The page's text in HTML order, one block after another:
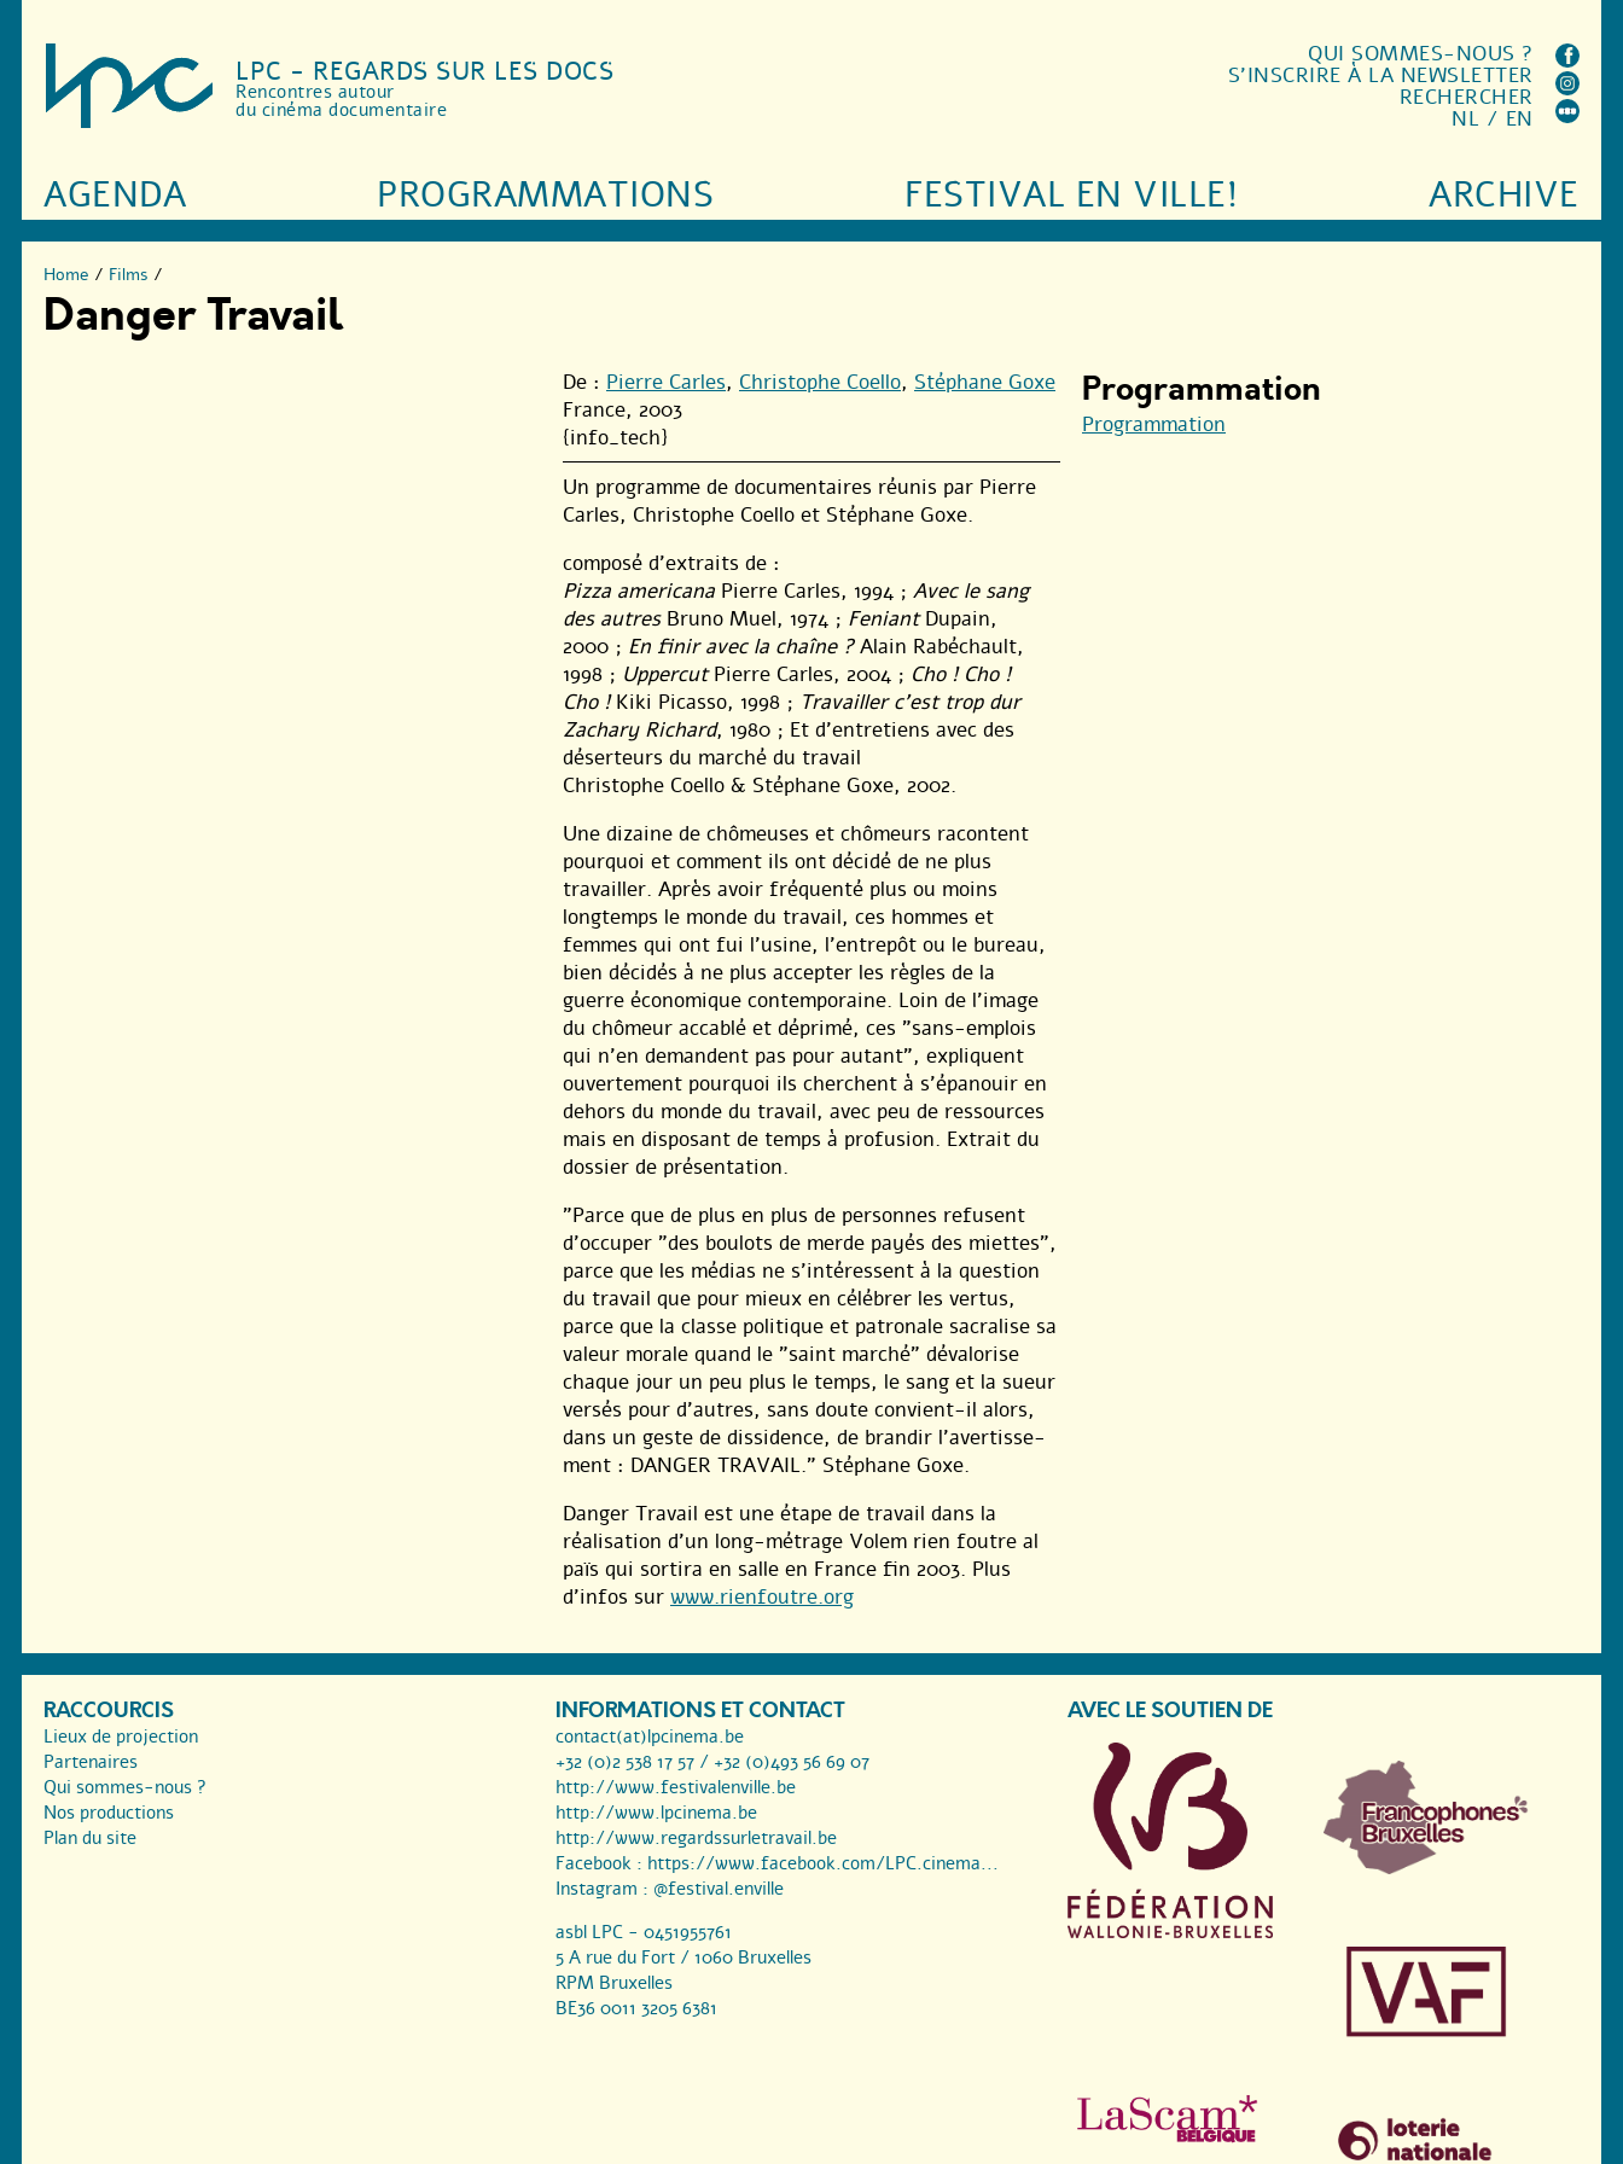
LPC - REGARDS SUR LES DOCS
Rencontres autour
du cinéma documentaire
AGENDA PROGRAMMATIONS FESTIVAL EN VILLE! ARCHIVE
QUI SOMMES-NOUS ?
S'INSCRIRE À LA NEWSLETTER
RECHERCHER
NL / EN
Home / Films /
Danger Travail
De : Pierre Carles, Christophe Coello, Stéphane Goxe
France, 2003
{info_tech}
Un programme de documentaires réunis par Pierre
Carles, Christophe Coello et Stéphane Goxe.
composé d’extraits de :
Pizza americana Pierre Carles, 1994 ; Avec le sang
des autresBruno Muel, 1974 ; FeniantDupain,
2000 ; En finir avec la chaîne ?Alain Rabéchault,
1998 ; UppercutPierre Carles, 2004 ; Cho ! Cho !
Cho !Kiki Picasso, 1998 ; Travailler c’est trop dur
Zachary Richard, 1980 ; Et d’entretiens avec des
déserteurs du marché du travail
Christophe Coello & Stéphane Goxe, 2002.
Une dizaine de chômeuses et chômeurs racontent
pourquoi et comment ils ont décidé de ne plus
travailler. Après avoir fréquenté plus ou moins
longtemps le monde du travail, ces hommes et
femmes qui ont fui l’usine, l’entrepôt ou le bureau,
bien décidés à ne plus accepter les règles de la
guerre économique contemporaine. Loin de l’image
du chômeur accablé et déprimé, ces ”sans-emplois
qui n’en demandent pas pour autant”, expliquent
ouvertement pourquoi ils cherchent à s’épanouir en
dehors du monde du travail, avec peu de ressources
mais en disposant de temps à profusion. Extrait du
dossier de présentation.
”Parce que de plus en plus de personnes refusent
d’occuper ”des boulots de merde payés des miettes”,
parce que les médias ne s’intéressent à la question
du travail que pour mieux en célébrer les vertus,
parce que la classe politique et patronale sacralise sa
valeur morale quand le ”saint marché” dévalorise
chaque jour un peu plus le temps, le sang et la sueur
versés pour d’autres, sans doute convient-il alors,
dans un geste de dissidence, de brandir l’avertisse-
ment : DANGER TRAVAIL.” Stéphane Goxe.
Danger Travail est une étape de travail dans la
réalisation d’un long-métrage Volem rien foutre al
païs qui sortira en salle en France fin 2003. Plus
d’infos sur www.rienfoutre.org
Programmation
Programmation
RACCOURCIS
Lieux de projection
Partenaires
Qui sommes-nous ?
Nos productions
Plan du site
INFORMATIONS ET CONTACT
contact(at)lpcinema.be
+32 (0)2 538 17 57 / +32 (0)493 56 69 07
http://www.festivalenville.be
http://www.lpcinema.be
http://www.regardssurletravail.be
Facebook : https://www.facebook.com/LPC.cinema...
Instagram : @festival.enville
asbl LPC - 0451955761
5 A rue du Fort / 1060 Bruxelles
RPM Bruxelles
BE36 0011 3205 6381
AVEC LE SOUTIEN DE